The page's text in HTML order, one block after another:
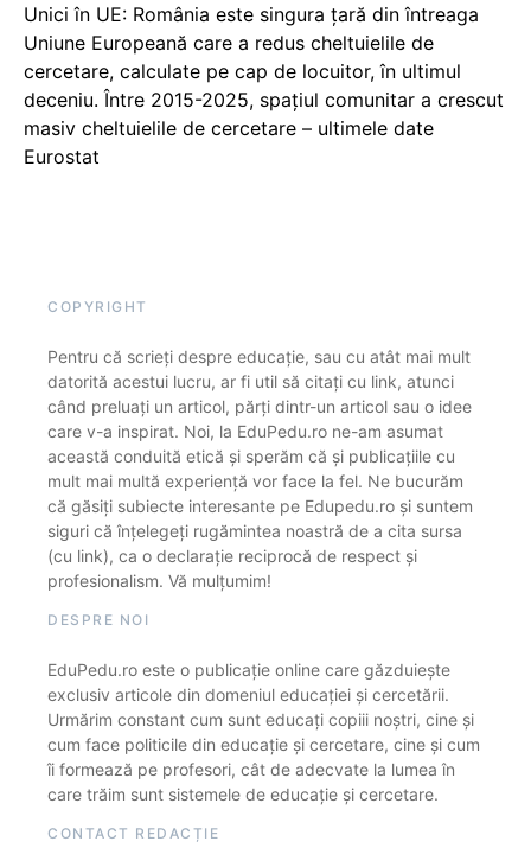
Unici în UE: România este singura țară din întreaga
Uniune Europeană care a redus cheltuielile de
cercetare, calculate pe cap de locuitor, în ultimul
deceniu. Între 2015-2025, spațiul comunitar a crescut
masiv cheltuielile de cercetare – ultimele date
Eurostat
COPYRIGHT
Pentru că scrieți despre educație, sau cu atât mai mult
datorită acestui lucru, ar fi util să citați cu link, atunci
când preluați un articol, părți dintr-un articol sau o idee
care v-a inspirat. Noi, la EduPedu.ro ne-am asumat
această conduită etică și sperăm că și publicațiile cu
mult mai multă experiență vor face la fel. Ne bucurăm
că găsiți subiecte interesante pe Edupedu.ro și suntem
siguri că înțelegeți rugămintea noastră de a cita sursa
(cu link), ca o declarație reciprocă de respect și
profesionalism. Vă mulțumim!
DESPRE NOI
EduPedu.ro este o publicație online care găzduiește
exclusiv articole din domeniul educației și cercetării.
Urmărim constant cum sunt educați copiii noștri, cine și
cum face politicile din educație și cercetare, cine și cum
îi formează pe profesori, cât de adecvate la lumea în
care trăim sunt sistemele de educație și cercetare.
CONTACT REDACȚIE